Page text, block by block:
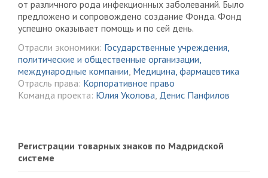
от различного рода инфекционных заболеваний. Было
предложено и сопровождено создание Фонда. Фонд
успешно оказывает помощь и по сей день.
Отрасли экономики: Государственные учреждения,
политические и общественные организации,
международные компании, Медицина, фармацевтика
Отрасль права: Корпоративное право
Команда проекта: Юлия Уколова, Денис Панфилов
Регистрации товарных знаков по Мадридской
системе